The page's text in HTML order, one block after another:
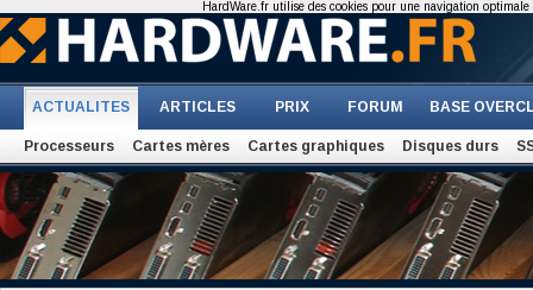
ACTUALITES ARTICLES PRIX FORUM BASE
Processeurs Cartes mères Cartes graphiques Disques durs
HardWare.fr utilise des cookies pour une navigation